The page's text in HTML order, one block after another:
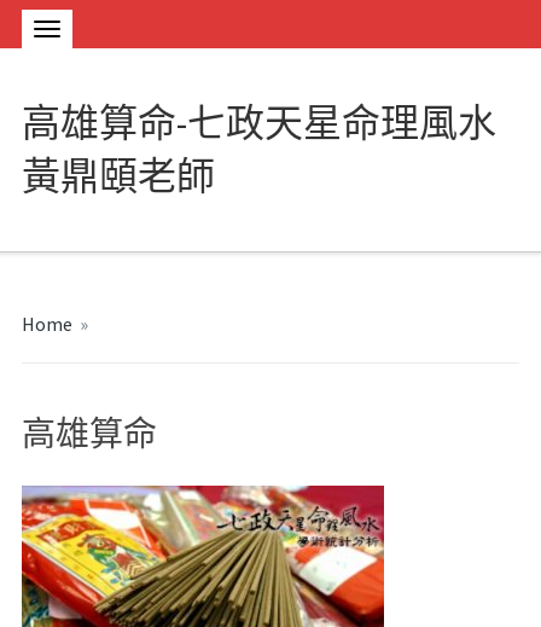
高雄算命-七政天星命理風水
黃鼎頤老師
Home »
高雄算命